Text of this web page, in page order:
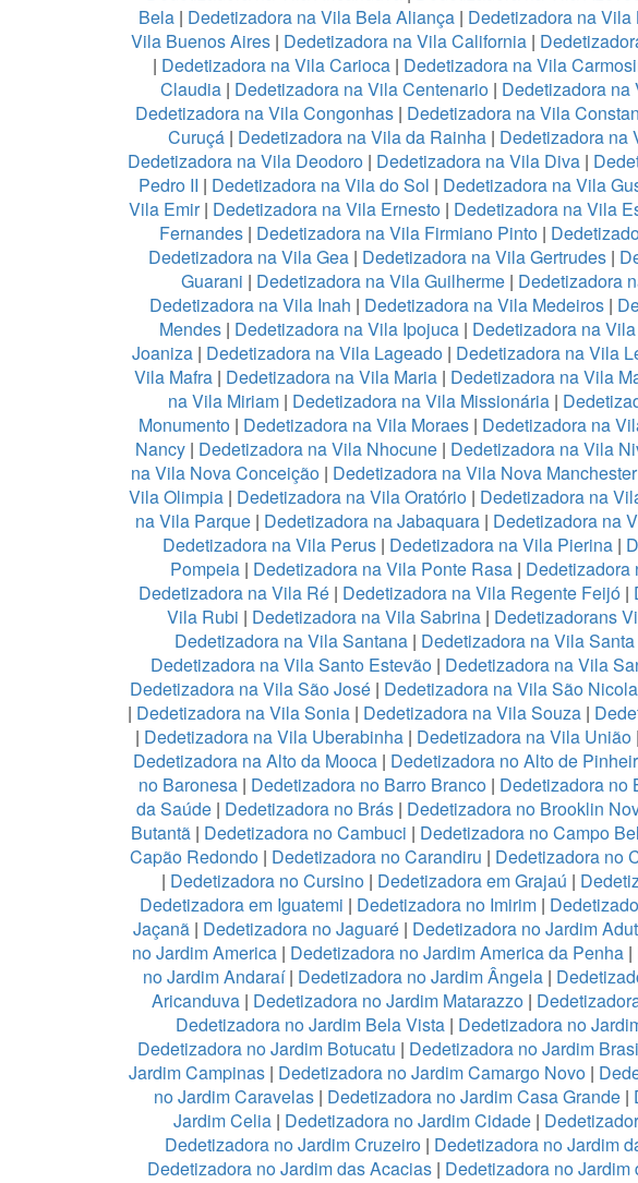
Bela| Dedetizadora na Vila Bela Aliança| Dedetizadora na Vila
Vila Buenos Aires | Dedetizadora na Vila California |
| Dedetizadora na Vila Carioca| Dedetizadora na Vila
Claudia| Dedetizadora na Vila Centenario| Dedetizadora
Dedetizadora na Vila Congonhas| Dedetizadora na Vila
Curuçá | Dedetizadora na Vila da Rainha | Dedetizadora na
Dedetizadora na Vila Deodoro | Dedetizadora na Vila Diva |
Pedro II | Dedetizadora na Vila do Sol | Dedetizadora na Vila
Vila Emir| Dedetizadora na Vila Ernesto| Dedetizadora na Vila
Fernandes | Dedetizadora na Vila Firmiano Pinto |
Dedetizadora na Vila Gea | Dedetizadora na Vila Gertrudes |
Guarani | Dedetizadora na Vila Guilherme| Dedetizadora
Dedetizadora na Vila Inah | Dedetizadora na Vila Medeiros |
Mendes | Dedetizadora na Vila Ipojuca | Dedetizadora na
Joaniza| Dedetizadora na Vila Lageado| Dedetizadora na Vila
Vila Mafra | Dedetizadora na Vila Maria| Dedetizadora na Vila
na Vila Miriam| Dedetizadora na Vila Missionária|
Monumento| Dedetizadora na Vila Moraes| Dedetizadora na
Nancy| Dedetizadora na Vila Nhocune| Dedetizadora na Vila
na Vila Nova Conceição | Dedetizadora na Vila Nova Manchester
Vila Olimpia | Dedetizadora na Vila Oratório | Dedetizadora na
na Vila Parque | Dedetizadora na Jabaquara | Dedetizadora na
Dedetizadora na Vila Perus| Dedetizadora na Vila Pierina|
Pompeia| Dedetizadora na Vila Ponte Rasa| Dedetizadora
Dedetizadora na Vila Ré | Dedetizadora na Vila Regente Feijó |
Vila Rubi | Dedetizadora na Vila Sabrina | Dedetizadorans
Dedetizadora na Vila Santana | Dedetizadora na Vila
Dedetizadora na Vila Santo Estevão | Dedetizadora na Vila
Dedetizadora na Vila São José | Dedetizadora na Vila São
| Dedetizadora na Vila Sonia | Dedetizadora na Vila Souza |
| Dedetizadora na Vila Uberabinha| Dedetizadora na Vila União|
Dedetizadora na Alto da Mooca| Dedetizadora no Alto de
no Baronesa| Dedetizadora no Barro Branco| Dedetizadora no
da Saúde| Dedetizadora no Brás| Dedetizadora no Brooklin
Butantã | Dedetizadora no Cambuci | Dedetizadora no Campo
Capão Redondo | Dedetizadora no Carandiru | Dedetizadora no
| Dedetizadora no Cursino| Dedetizadora em Grajaú |
Dedetizadora em Iguatemi | Dedetizadora no Imirim |
Jaçanã | Dedetizadora no Jaguaré | Dedetizadora no Jardim
no Jardim America | Dedetizadora no Jardim America da Penha |
no Jardim Andaraí| Dedetizadora no Jardim Ângela |
Aricanduva| Dedetizadora no Jardim Matarazzo|
Dedetizadora no Jardim Bela Vista| Dedetizadora no
Dedetizadora no Jardim Botucatu | Dedetizadora no Jardim
Jardim Campinas | Dedetizadora no Jardim Camargo Novo |
no Jardim Caravelas| Dedetizadora no Jardim Casa Grande|
Jardim Celia| Dedetizadora no Jardim Cidade|
Dedetizadora no Jardim Cruzeiro| Dedetizadora no Jardim
Dedetizadora no Jardim das Acacias | Dedetizadora no Jardim